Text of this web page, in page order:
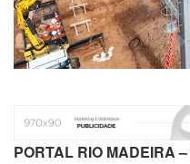
PORTAL RIO MADEIRA –